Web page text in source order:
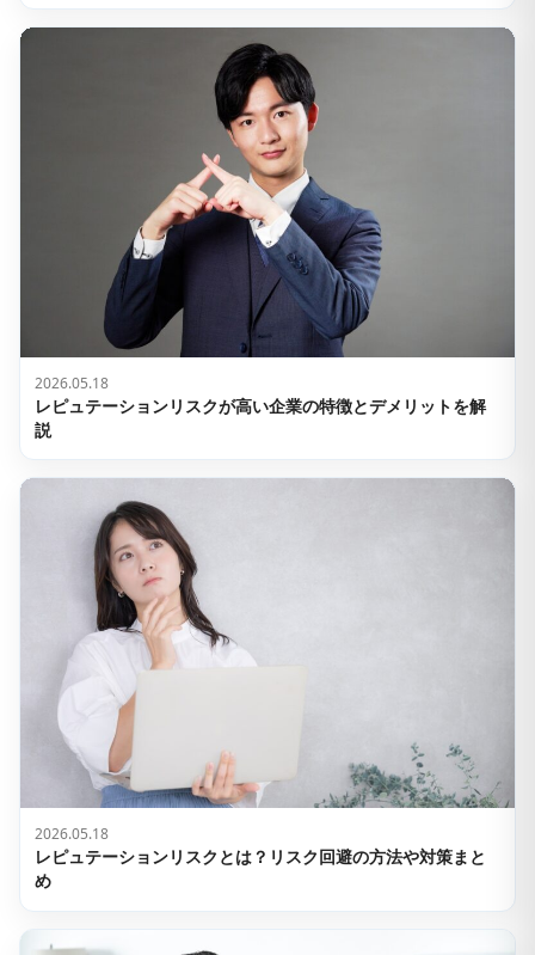
2026.05.18
レピュテーションリスクが高い企業の特徴とデメリットを解
説
2026.05.18
レピュテーションリスクとは？リスク回避の方法や対策まと
め